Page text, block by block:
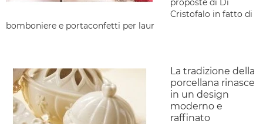
proposte di Di
Cristofalo in fatto di
bomboniere e portaconfetti per laur
La tradizione della
porcellana rinasce
in un design
moderno e
raffinato